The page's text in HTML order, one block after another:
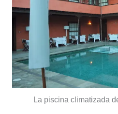
La piscina climatizada